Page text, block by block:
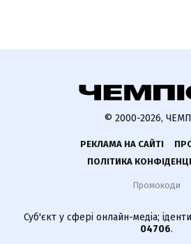
© 2000-2026,
РЕКЛАМА НА САЙТІ
ПОЛІТИКА
Промокоди
Суб'єкт у сфері онлайн-медіа;
04706.